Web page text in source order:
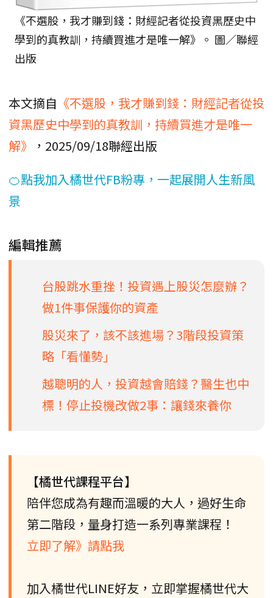
《不選股，我才賺到錢：財經記者從投資黑歷史中
學到的真教訓，持續買進才是唯一解》。 圖／聯經
出版
本文摘自 《不選股，我才賺到錢：財經記者從投
資黑歷史中學到的真教訓，持續買進才是唯一
解》
，2025/09/18聯經出版
🍊點我加入橘世代FB粉專，一起展開人生新風
景
編輯推薦
台股跳水重挫！投資遇上股災怎麼辦？
做1件事保護你的資產
股災來了，該不該進場？3階段投資策
略「看懂勢」
越聰明的人，投資越會賠錢？醫生也中
標！停止投機改做2事：讓錢來養你
【橘世代課程平台】
陪伴您成為有趣而溫暖的大人，過好生命
第二階段，量身打造一系列專業課程！
立即了解》請點我
加入橘世代LINE好友，立即掌握橘世代大